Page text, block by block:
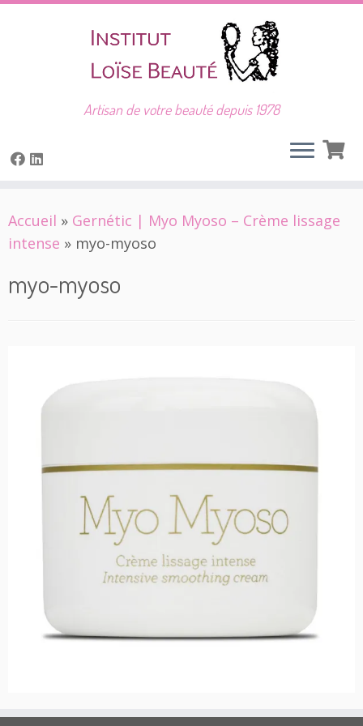
to
content
Artisan de votre beauté depuis 1978
Accueil » Gernétic | Myo Myoso – Crème lissage
intense » myo-myoso
myo-myoso